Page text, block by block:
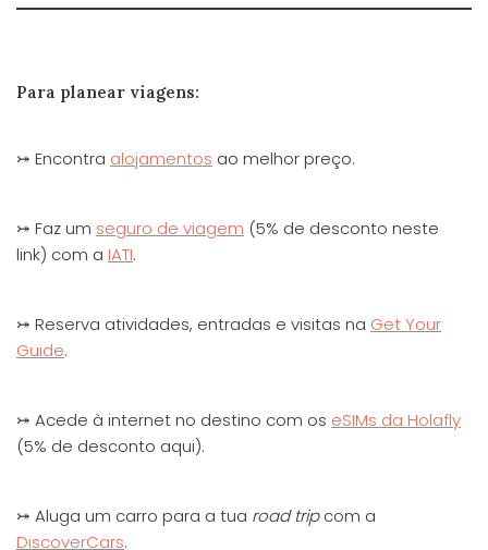
Para planear viagens:
⤖ Encontra alojamentos ao melhor preço.
⤖ Faz um seguro de viagem (5% de desconto neste
link) com a IATI.
⤖ Reserva atividades, entradas e visitas na Get Your
Guide.
⤖ Acede à internet no destino com os eSIMs da Holafly
(5% de desconto aqui).
⤖ Aluga um carro para a tua road tripcom a
DiscoverCars.